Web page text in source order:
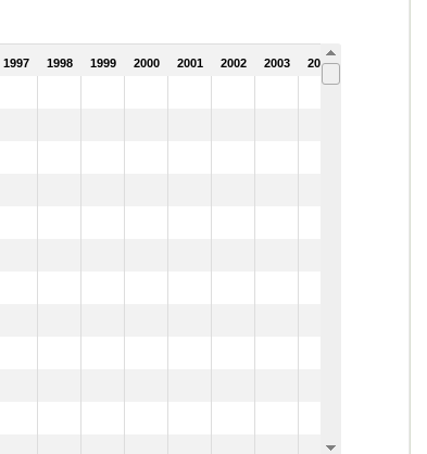
1997 1998 1999 2000 2001 2002 2003 2004